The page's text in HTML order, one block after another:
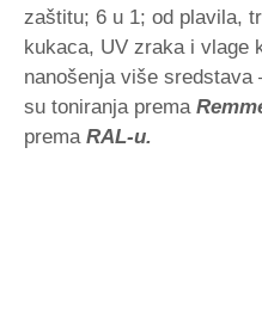
zaštitu; 6 u 1; od plavila,
kukaca, UV zraka i vlage
nanošenja više sredstava
su toniranja prema
prema RAL-u.